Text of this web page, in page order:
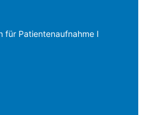
für Patientenaufnahme I